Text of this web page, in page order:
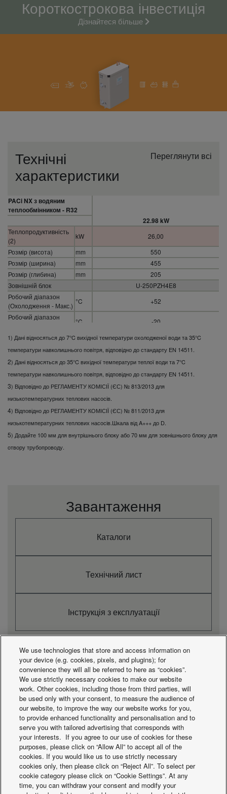
Короткострокова інвестиція
Дізнайтеся більше
Технічні
характеристики
Переглянути всі
PACi NX з водяним
теплообмінником - R32
22.98 kW
Теплопродуктивність
(2)
kW
26,00
Розмір (висота)
mm
550
Розмір (ширина)
mm
455
Розмір (глибина)
mm
205
Зовнішній блок
U-250PZH4E8
Робочий діапазон
(Охолодження - Макс.)
°C
+52
Робочий діапазон
°C
-20
Робочий діапазон
°C
+35
тиск (холодний -
високий)
dB(A) 57
Зовнішній звуковий
тиск (тепло - високий)
dB(A)
(1)
kW
22,98
Довідка
PAW-250W5APAC-2
COP (2)
Включено
води на виході (тепло °C +55
Клас енергоефективності
ТН) (шкала від A+++ до D)
Клас енергоефективності
55°C (низькотемпературний
ТН) (шкала від A+++ до D)
A+
Робочий діапазон
(Охолодження - Мін.)
°C
-15
Діапазон довжин труб m
Від 5 до 100
Зовнішні розміри
(висота)
mm
996
Вага нетто на
відкритому повітрі
kg
109
Вага нетто
kg
27
З'єднувач
1) Дані відносяться до 7°C вихідної температури охолодженої води та 35°C
температури навколишнього повітря, відповідно до стандарту EN 14511
2) Дані відносяться до 35°C вихідної температури теплої води та 7°C
температури навколишнього повітря, відповідно до стандарту EN 14511.
3) Відповідно до РЕГЛАМЕНТУ КОМІСІЇ (ЄС) № 813/2013 для
низькотемпературних теплових насосів.
4) Відповідно до РЕГЛАМЕНТУ КОМІСІЇ (ЄС) № 811/2013 для
низькотемпературних теплових насосів Шкала від A+++ до D.
5) Додайте 100 мм для внутрішнього блоку або 70 мм для зовнішнього блоку для
отвору трубопроводу.
Завантаження
Каталоги
Технічний лист
Інструкція з експлуатації
Тематичні дослідженняПереглянути
всі проекти
Що відбувається
We use technologies that store and access information on
your device (e.g. cookies, pixels, and plugins); for
convenience they will all be referred to here as “cookies”.
We use strictly necessary cookies to make our website
work. Other cookies, including those from third parties, will
be used only with your consent, to measure the audience of
our website, to improve the way our website works for you,
to provide enhanced functionality and personalisation and to
serve you with tailored advertising that corresponds with
your interests. If you agree to our use of cookies for these
purposes, please click on “Allow All” to accept all of the
cookies. If you would like us to use strictly necessary
cookies only, then please click on “Reject All”. To select per
cookie category please click on “Cookie Settings”. At any
time, you can withdraw your consent and modify your